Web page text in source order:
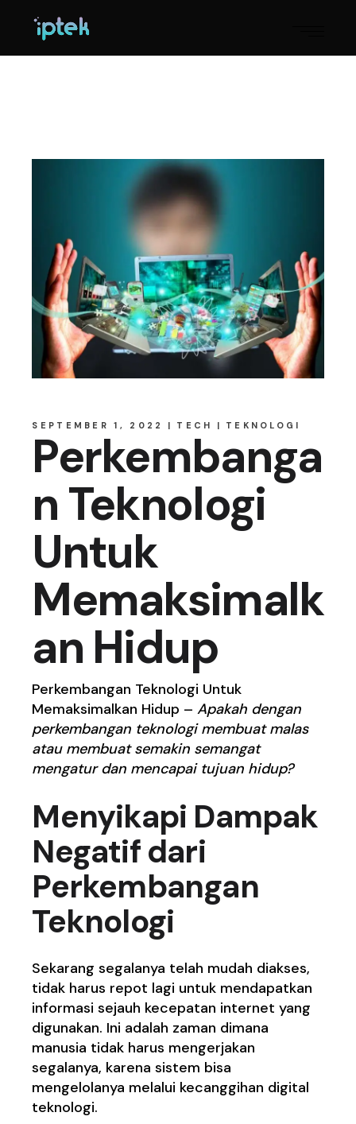
SEPTEMBER 1, 2022 TECH TEKNOLOGI
Perkembanga
n Teknologi
Untuk
Memaksimalk
an Hidup
Perkembangan Teknologi Untuk
Memaksimalkan Hidup –Apakah dengan
perkembangan teknologi membuat malas
atau membuat semakin semangat
mengatur dan mencapai tujuan hidup?
Menyikapi Dampak
Negatif dari
Perkembangan
Teknologi
Sekarang segalanya telah mudah diakses,
tidak harus repot lagi untuk mendapatkan
informasi sejauh kecepatan internet yang
digunakan. Ini adalah zaman dimana
manusia tidak harus mengerjakan
segalanya, karena sistem bisa
mengelolanya melalui kecanggihan digital
teknologi.